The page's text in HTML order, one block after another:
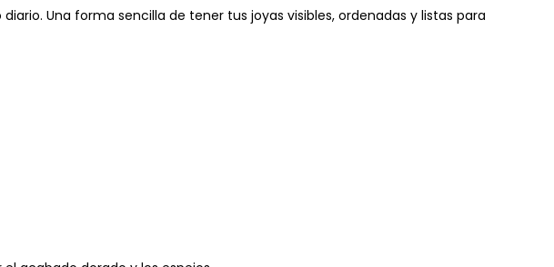
Una forma sencilla de tener tus joyas visibles, ordenadas y listas para